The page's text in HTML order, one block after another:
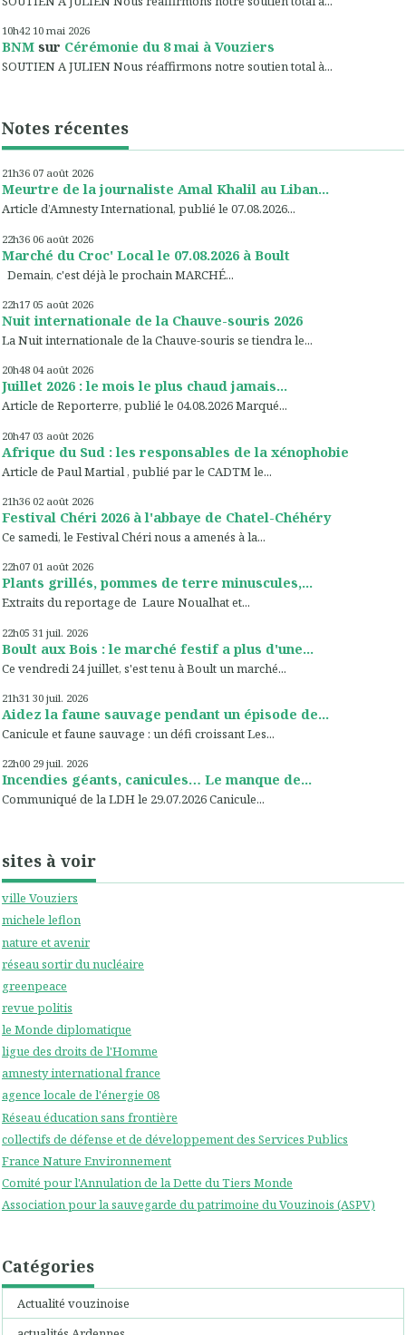
10h42 10 mai 2026
BNM sur Cérémonie du 8 mai à Vouziers
SOUTIEN A JULIEN Nous réaffirmons notre soutien total à...
Notes récentes
21h36 07 août 2026
Meurtre de la journaliste Amal Khalil au Liban...
Article d’Amnesty International, publié le 07.08.2026...
22h36 06 août 2026
Marché du Croc' Local le 07.08.2026 à Boult
Demain, c'est déjà le prochain MARCHÉ...
22h17 05 août 2026
Nuit internationale de la Chauve-souris 2026
La Nuit internationale de la Chauve-souris se tiendra le...
20h48 04 août 2026
Juillet 2026 : le mois le plus chaud jamais...
Article de Reporterre, publié le 04.08.2026 Marqué...
20h47 03 août 2026
Afrique du Sud : les responsables de la xénophobie
Article de Paul Martial , publié par le CADTM le...
21h36 02 août 2026
Festival Chéri 2026 à l'abbaye de Chatel-Chéhéry
Ce samedi, le Festival Chéri nous a amenés à la...
22h07 01 août 2026
Plants grillés, pommes de terre minuscules,...
Extraits du reportage de Laure Noualhat et...
22h05 31 juil. 2026
Boult aux Bois : le marché festif a plus d'une...
Ce vendredi 24 juillet, s'est tenu à Boult un marché...
21h31 30 juil. 2026
Aidez la faune sauvage pendant un épisode de...
Canicule et faune sauvage : un défi croissant Les...
22h00 29 juil. 2026
Incendies géants, canicules… Le manque de...
Communiqué de la LDH le 29.07.2026 Canicule...
sites à voir
ville Vouziers
michele leflon
nature et avenir
réseau sortir du nucléaire
greenpeace
revue politis
le Monde diplomatique
ligue des droits de l'Homme
amnesty international france
agence locale de l'énergie 08
Réseau éducation sans frontière
collectifs de défense et de développement des Services Publics
France Nature Environnement
Comité pour l'Annulation de la Dette du Tiers Monde
Association pour la sauvegarde du patrimoine du Vouzinois (ASPV)
Catégories
Actualité vouzinoise